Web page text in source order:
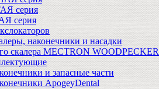
серия
серия
наконечники и насадки
скалера MECTRON WOODPECKER
и запасные части
ApogeyDental